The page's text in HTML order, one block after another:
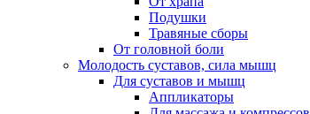
Подушки
Травяные сборы
От головной боли
Молодость суставов, сила мышц
Для суставов и мышц
Аппликаторы